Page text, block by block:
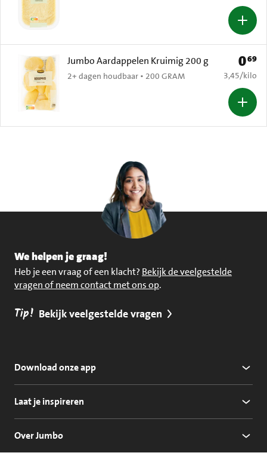
Jumbo Aardappelen Kruimig 200 g
2+ dagen houdbaar • 200 GRAM
Prijs:
069
€ 3,45 per
3,45/kilo
We helpen je graag!
Heb je een vraag of een klacht? Bekijk de veelgestelde
vragen of neem contact met ons op.
Tip! Bekijk veelgestelde vragen
Download onze app
Laat je inspireren
Over Jumbo